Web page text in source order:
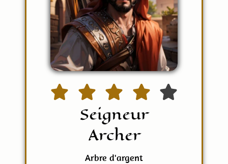
Seigneur
Archer
Arbre d'argent